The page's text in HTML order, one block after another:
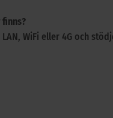
LAN, WiFi eller 4G och